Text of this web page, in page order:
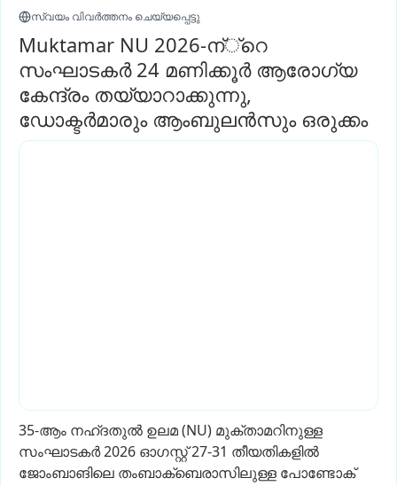
സ്വയം വിവർത്തനം ചെയ്യപ്പെട്ടു
Muktamar NU 2026-ന്്റെ
സംഘാടകർ 24 മണിക്കൂർ ആരോഗ്യ
കേന്ദ്രം തയ്യാറാക്കുന്നു,
ഡോക്ടർമാരും ആംബുലൻസും ഒരുക്കം
35-ആം നഹ്ദതുൽ ഉലമ(NU) മുക്താമറിനുള്ള
സംഘാടകർ2026 ഓഗസ്റ്റ്27-31 തീയതികളിൽ
ജോംബാങിലെ തംബാക്‌ബെരാസിലുള്ള പോണ്ടോക്